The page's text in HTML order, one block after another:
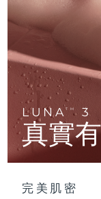
LUNATM 3
真實
完美肌密
All
All
For
護膚品
全部購買
曼島
義大利
日本
澤西島